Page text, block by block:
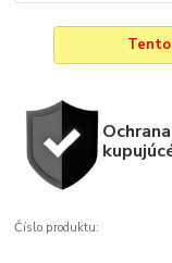
Tento
Ochrana
Číslo produktu: